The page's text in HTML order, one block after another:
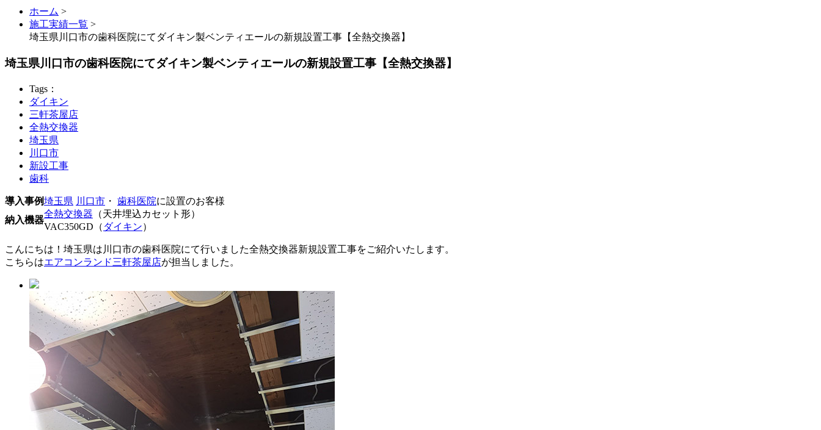
ホーム >
施工実績一覧 >
埼玉県川口市の歯科医院にてダイキン製ベンティエールの新規設置工事【全熱交換器】
埼玉県川口市の歯科医院にてダイキン製ベンティエールの新規設置工事【全熱交換器】
Tags：
ダイキン
三軒茶屋店
全熱交換器
埼玉県
川口市
新設工事
歯科
導入事例埼玉県 川口市 ・ 歯科医院に設置のお客様
納入機器
全熱交換器 （天井埋込カセット形）
VAC350GD（ ダイキン）
こんにちは！埼玉県は川口市の歯科医院にて行いました全熱交換器新規設置工事をご紹介いたします。
こちらはエアコンランド三軒茶屋店が担当しました。